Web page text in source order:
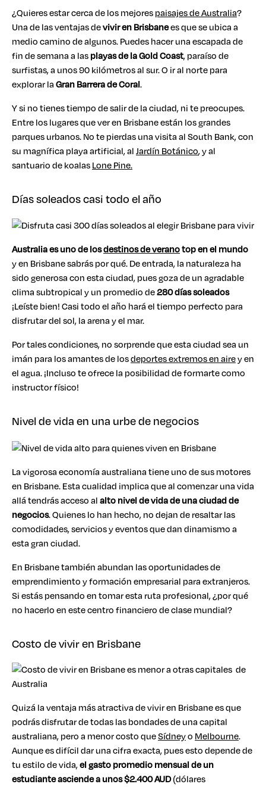
¿Quieres estar cerca de los mejorespaisajes de Australia?
Una de las ventajas devivir en Brisbanees que se ubica a
medio camino de algunos. Puedes hacer una escapada de
fin de semana a lasplayas de la Gold Coast, paraíso de
surfistas, a unos 90 kilómetros al sur. O ir al norte para
explorar laGran Barrera de Coral.
Y si no tienes tiempo de salir de la ciudad, ni te preocupes.
Entre los lugares que ver en Brisbane están los grandes
parques urbanos. No te pierdas una visita al South Bank, con
su magnífica playa artificial, alJardín Botánico, y al
santuario de koalasLone Pine.
Días soleados casi todo el año
Australia es uno de losdestinos de veranotop en el mundo
y en Brisbane sabrás por qué. De entrada, la naturaleza ha
sido generosa con esta ciudad, pues goza de un agradable
clima subtropical y un promedio de280 días soleados
¡Leíste bien! Casi todo el año hará el tiempo perfecto para
disfrutar del sol, la arena y el mar.
Por tales condiciones, no sorprende que esta ciudad sea un
imán para los amantes de losdeportes extremos en airey en
el agua. ¡Incluso te ofrece la posibilidad de formarte como
instructor físico!
Nivel de vida en una urbe de negocios
La vigorosa economía australiana tiene uno de sus motores
en Brisbane. Esta cualidad implica que al comenzar una vida
allá tendrás acceso alalto nivel de vida de una ciudad de
negocios. Quienes lo han hecho, no dejan de resaltar las
comodidades, servicios y eventos que dan dinamismo a
esta gran ciudad.
En Brisbane también abundan las oportunidades de
emprendimiento y formación empresarial para extranjeros.
Si estás pensando en tomar esta ruta profesional, ¿por qué
no hacerlo en este centro financiero de clase mundial?
Costo de vivir en Brisbane
Quizá la ventaja más atractiva de vivir en Brisbane es que
podrás disfrutar de todas las bondades de una capital
australiana, pero a menor costo queSídneyo Melbourne.
Aunque es difícil dar una cifra exacta, pues esto depende de
tu estilo de vida,el gasto promedio mensual de un
estudiante asciende a unos $2.400 AUD(dólares